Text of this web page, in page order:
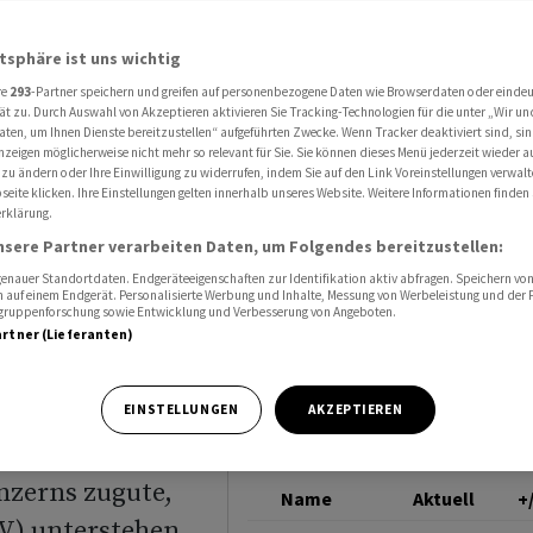
um 1,9 Prozent
April um knapp
rund
zugute,
Name Aktuell
ist uns wichtig
293-Partner speichern und greifen auf personenbezogene Daten wie Browserdaten oder
zu. Durch Auswahl von Akzeptieren aktivieren Sie Tracking-Technologien für die unter „Wir
um Ihnen Dienste bereitzustellen“ aufgeführten Zwecke. Wenn Tracker deaktiviert sind,
möglicherweise nicht mehr so relevant für Sie. Sie können dieses Menü jederzeit wieder
ändern oder Ihre Einwilligung zu widerrufen, indem Sie auf den Link Voreinstellungen
klicken. Ihre Einstellungen gelten innerhalb unseres Website. Weitere Informationen finden
Partner verarbeiten Daten, um Folgendes bereitzustellen:
Standortdaten. Endgeräteeigenschaften zur Identifikation aktiv abfragen. Speichern
einem Endgerät. Personalisierte Werbung und Inhalte, Messung von Werbeleistung und der
sowie Entwicklung und Verbesserung von Angeboten.
(Lieferanten)
EINSTELLUNGEN AKZEPTIEREN